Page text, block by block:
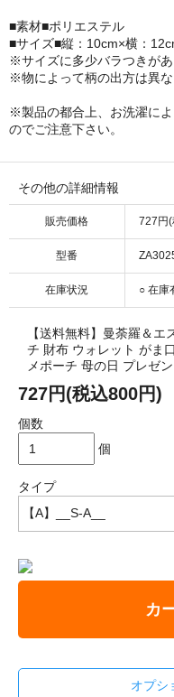
■素材■ポリエステル
■サイズ■縦：10cm×横：
※サイズに多少バラつきがあ
※物によって柄の出方は異な
※製品の都合上、お洗濯に
のでご注意下さい。
その他の詳細情報
販売価格 727円
型番
在庫状況 ○ 在庫
【送料無料】曼荼羅＆
チ 財布 ウォレット がま
メポーチ 母の日 プレゼ
727円(税込800円)
個数
個
タイプ
カ
オプシ